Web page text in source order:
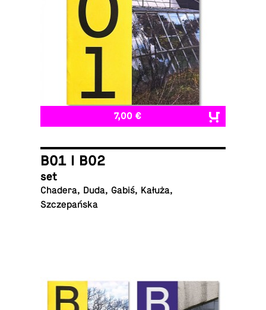
7,00 €
B01 I B02
set
Chadera, Duda, Gabiś, Kałuża,
Szczepańska